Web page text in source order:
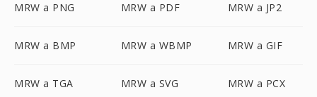
MRW a PNG MRW a PDF MRW a JP2
MRW a BMP MRW a WBMP MRW a GIF
MRW a TGA MRW a SVG MRW a PCX